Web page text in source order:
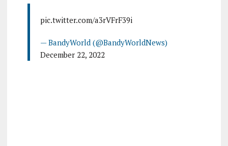
pic.twitter.com/a3rVFrF39i
— BandyWorld (@BandyWorldNews)
December 22, 2022